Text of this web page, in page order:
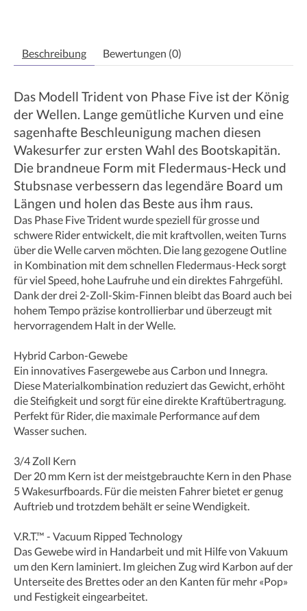
Beschreibung Bewertungen (0)
Das Modell Trident von Phase Five ist der König
der Wellen. Lange gemütliche Kurven und eine
sagenhafte Beschleunigung machen diesen
Wakesurfer zur ersten Wahl des Bootskapitän.
Die brandneue Form mit Fledermaus-Heck und
Stubsnase verbessern das legendäre Board um
Längen und holen das Beste aus ihm raus.
Das Phase Five Trident wurde speziell für grosse und
schwere Rider entwickelt, die mit kraftvollen, weiten Turns
über die Welle carven möchten. Die lang gezogene Outline
in Kombination mit dem schnellen Fledermaus-Heck sorgt
für viel Speed, hohe Laufruhe und ein direktes Fahrgefühl.
Dank der drei 2-Zoll-Skim-Finnen bleibt das Board auch bei
hohem Tempo präzise kontrollierbar und überzeugt mit
hervorragendem Halt in der Welle.
Hybrid Carbon-Gewebe
Ein innovatives Fasergewebe aus Carbon und Innegra.
Diese Materialkombination reduziert das Gewicht, erhöht
die Steifigkeit und sorgt für eine direkte Kraftübertragung.
Perfekt für Rider, die maximale Performance auf dem
Wasser suchen.
3/4 Zoll Kern
Der 20 mm Kern ist der meistgebrauchte Kern in den Phase
5 Wakesurfboards. Für die meisten Fahrer bietet er genug
Auftrieb und trotzdem behält er seine Wendigkeit.
V.R.T.™ - Vacuum Ripped Technology
Das Gewebe wird in Handarbeit und mit Hilfe von Vakuum
um den Kern laminiert. Im gleichen Zug wird Karbon auf der
Unterseite des Brettes oder an den Kanten für mehr «Pop»
und Festigkeit eingearbeitet.